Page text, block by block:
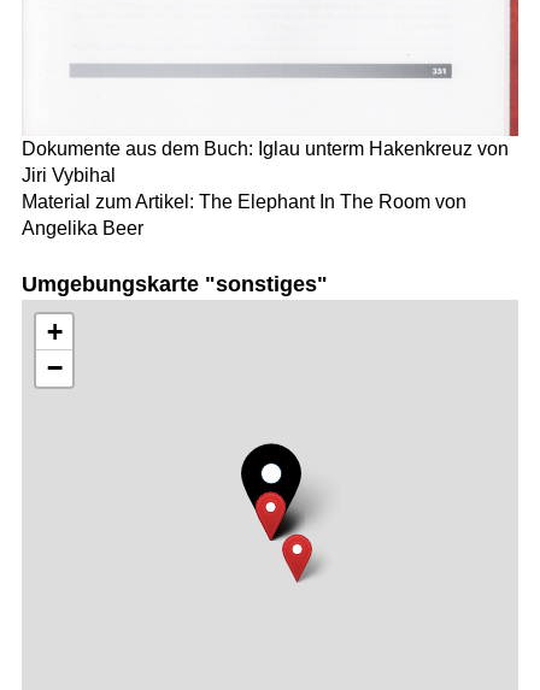
Dokumente aus dem Buch: Iglau unterm Hakenkreuz von
Jiri Vybihal
Material zum Artikel: The Elephant In The Room von
Angelika Beer
Umgebungskarte "sonstiges"
+
−